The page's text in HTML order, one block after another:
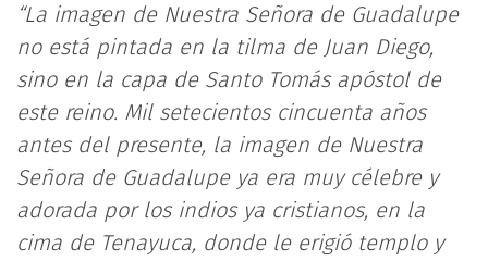
“La imagen de Nuestra Señora de Guadalupe
no está pintada en la tilma de Juan Diego,
sino en la capa de Santo Tomás apóstol de
este reino. Mil setecientos cincuenta años
antes del presente, la imagen de Nuestra
Señora de Guadalupe ya era muy célebre y
adorada por los indios ya cristianos, en la
cima de Tenayuca, donde le erigió templo y